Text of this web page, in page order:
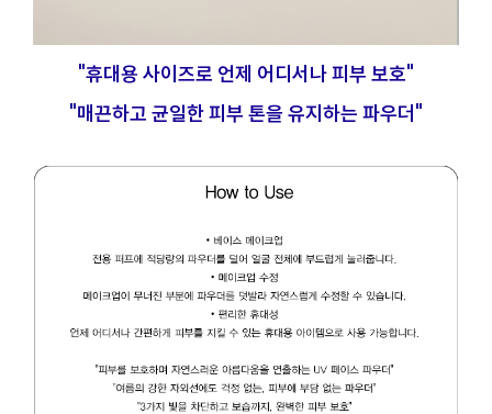
"휴대용 사이즈로 언제 어디서나 피부 보호"
"매끈하고 균일한 피부 톤을 유지하는 파우더"